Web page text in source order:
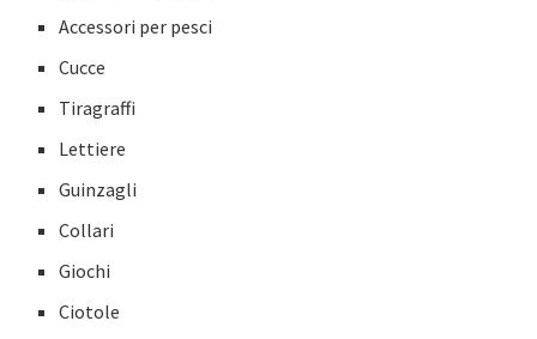
Accessori per pesci
Cucce
Tiragraffi
Lettiere
Guinzagli
Collari
Giochi
Ciotole